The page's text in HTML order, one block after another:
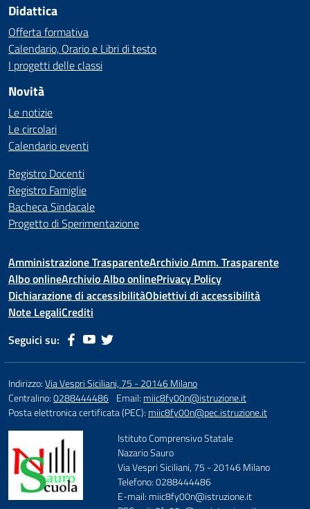
Didattica
Offerta formativa
Calendario, Orario e Libri di testo
I progetti delle classi
Novità
Le notizie
Le circolari
Calendario eventi
Registro Docenti
Registro Famiglie
Bacheca Sindacale
Progetto di Sperimentazione
Amministrazione TrasparenteArchivio Amm. Trasparente
Albo onlineArchivio Albo onlinePrivacy Policy
Dichiarazione di accessibilitàObiettivi di accessibilità
Note LegaliCrediti
Seguici su:
Indirizzo:Via Vespri Siciliani, 75 - 20146 Milano
Centralino:0288444486 Email: miic8fy00n@istruzione.it
Posta elettronica certificata (PEC): miic8fy00n@pec.istruzione.it
Istituto Comprensivo Statale
Nazario Sauro
Via Vespri Siciliani, 75 - 20146 Milano
Telefono: 0288444486
E-mail: miic8fy00n@istruzione.it